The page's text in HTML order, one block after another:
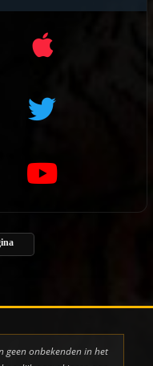
geen onbekenden in het